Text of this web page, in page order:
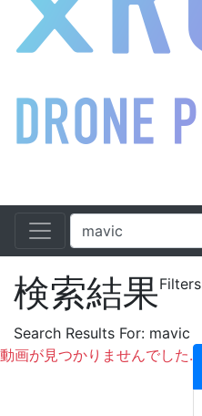
検索結果Filters
Search Results For: mavic
動画が見つかりませんでした.